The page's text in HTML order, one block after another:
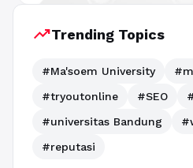
trending_upTrending Topics
#Ma'soem University
#tryoutonline
#SEO
#universitas Bandung
#reputasi